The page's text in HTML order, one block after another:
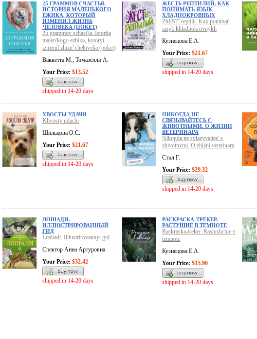
25 ГРАММОВ СЧАСТЬЯ.
ИСТОРИЯ МАЛЕНЬКОГО
ЕЖИКА, КОТОРЫЙ
ИЗМЕНИЛ ЖИЗНЬ
ЧЕЛОВЕКА (ПОКЕТ)
25 grammov schast'ia. Istoriia
malen'kogo ezhika, kotoryi
izmenil zhizn' cheloveka (poket)
Ваккетта М., Томазелли А.
Your Price: $13.52
shipped in 14-20 days
ЖЕСТЬ РЕПТИЛИЙ. КАК
ПОНИМАТЬ ЯЗЫК
ХЛАДНОКРОВНЫХ
ZhEST' reptilii. Kak ponimat'
iazyk khladnokrovnykh
Кузнецова Е.А.
Your Price: $21.67
shipped in 14-20 days
ХВОСТЫ УДАЧИ
Khvosty udachi
Шильцова О.С.
Your Price: $21.67
shipped in 14-20 days
НИКОГДА НЕ
СВЯЗЫВАЙТЕСЬ С
ЖИВОТНЫМИ. О ЖИЗНИ
ВЕТЕРИНАРА
Nikogda ne sviazyvaites' s
zhivotnymi. O zhizni veterinara
Стил Г.
Your Price: $29.32
shipped in 14-20 days
ЛОШАДИ.
ИЛЛЮСТРИРОВАННЫЙ
ГИД
Loshadi. Illiustrirovannyi gid
Спектор Анна Артуровна
Your Price: $32.42
shipped in 14-20 days
РАСКРАСКА-ТРЕКЕР.
РАСТУЩИЕ В ТЕМНОТЕ
Raskraska-treker. Rastushchie v
temnote
Кузнецова Е.А.
Your Price: $15.90
shipped in 14-20 days